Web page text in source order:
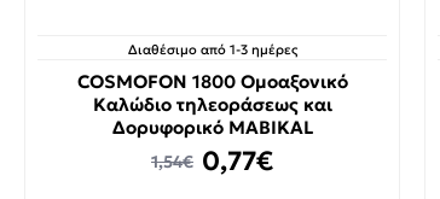
Διαθέσιμο από 1-3 ημέρες
COSMOFON 1800 Ομοαξονικό
Καλώδιο τηλεοράσεως και
Δορυφορικό MABIKAL
0,77€
1,54€